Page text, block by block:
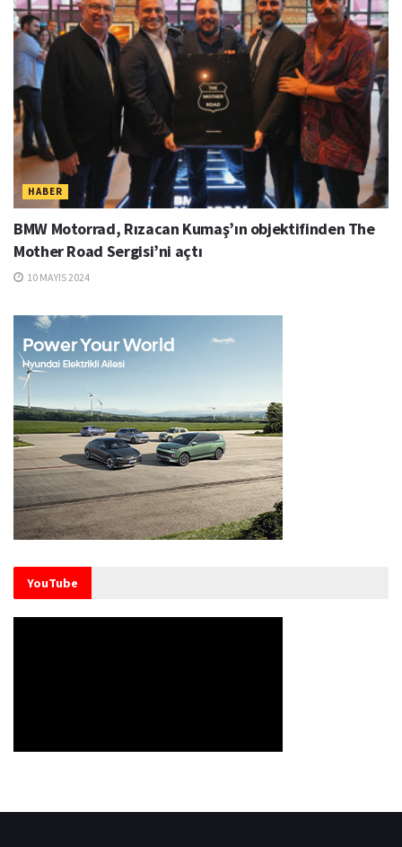
HABER
BMW Motorrad, Rızacan Kumaş’ın objektifinden The
Mother Road Sergisi’ni açtı
10 MAYIS 2024
YouTube